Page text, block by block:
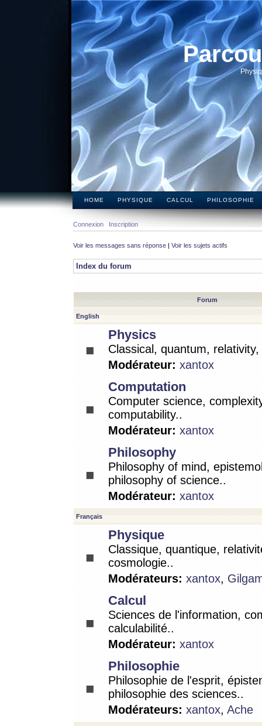
HOME PHYSIQUE CALCUL PHILOSOPHIE
Connexion Inscription
Voir les messages sans réponse | Voir les sujets actifs
Index du forum
Forum
English
Physics
Classical, quantum,
Modérateur: xantox
Computation
Computer science,
computability..
Modérateur: xantox
Philosophy
Philosophy of mind,
philosophy of science..
Modérateur: xantox
Français
Physique
Classique, quantique,
cosmologie..
Modérateurs: xantox,
Calcul
Sciences de l'information,
calculabilité..
Modérateur: xantox
Philosophie
Philosophie de l'esprit,
philosophie des sciences..
Modérateurs: xantox, Ache